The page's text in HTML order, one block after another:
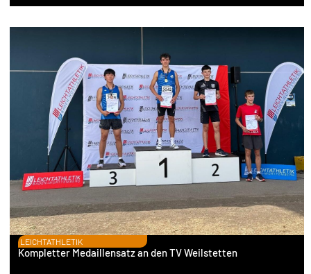
LEICHTATHLETIK
Kompletter Medaillensatz an den TV Weilstetten